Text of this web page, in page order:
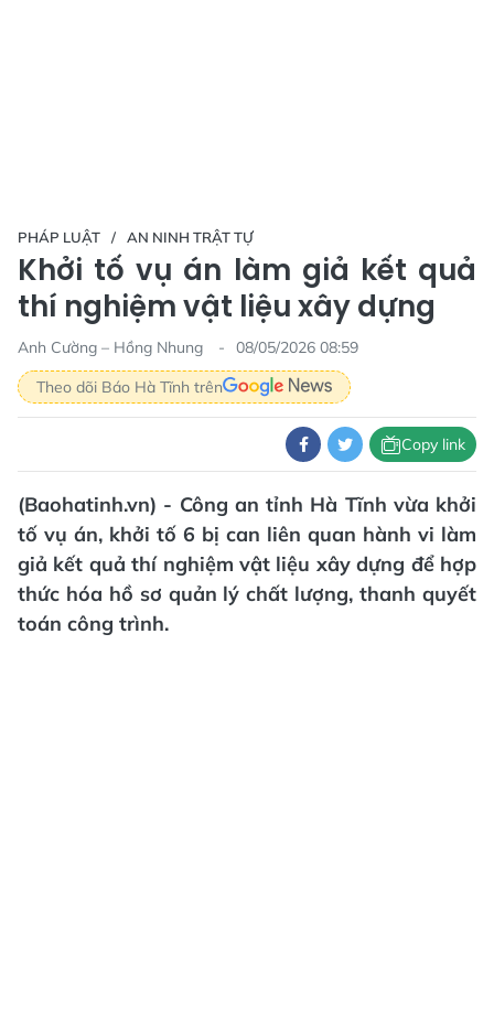
PHÁP LUẬT AN NINH TRẬT TỰ
Khởi tố vụ án làm giả kết quả
thí nghiệm vật liệu xây dựng
Anh Cường – Hồng Nhung
08/05/2026 08:59
Theo dõi Báo Hà Tĩnh trên
Copy link
(Baohatinh.vn) - Công an tỉnh Hà Tĩnh vừa khởi
tố vụ án, khởi tố 6 bị can liên quan hành vi làm
giả kết quả thí nghiệm vật liệu xây dựng để hợp
thức hóa hồ sơ quản lý chất lượng, thanh quyết
toán công trình.